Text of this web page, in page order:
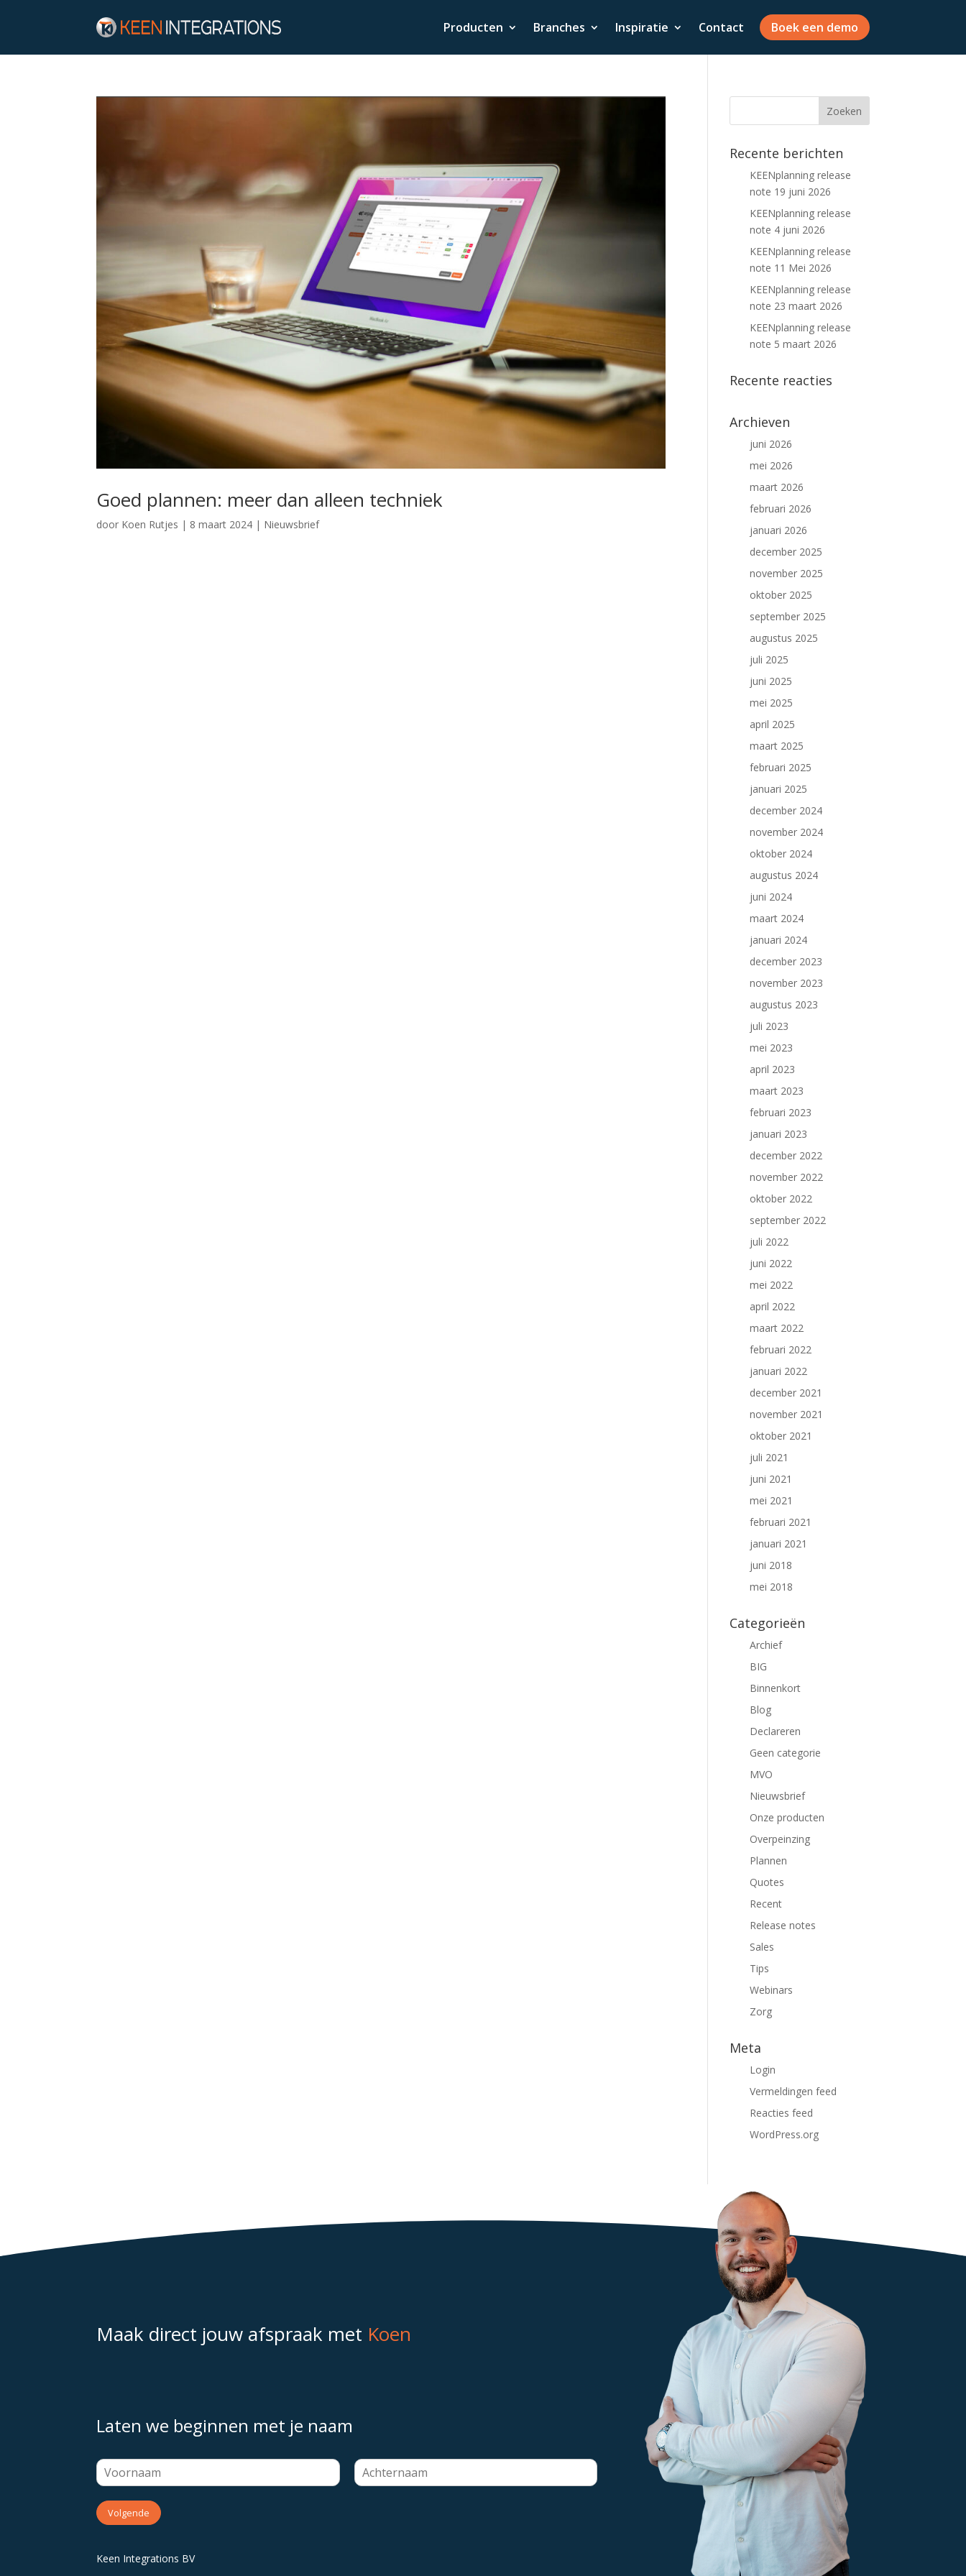
Producten Branches Inspiratie Contact Boek een demo
Goed plannen: meer dan alleen techniek
door Koen Rutjes | 8 maart 2024 | Nieuwsbrief
Recente berichten
KEENplanning release
note 19 juni 2026
KEENplanning release
note 4 juni 2026
KEENplanning release
note 11 Mei 2026
KEENplanning release
note 23 maart 2026
KEENplanning release
note 5 maart 2026
Recente reacties
Archieven
juni 2026
mei 2026
maart 2026
februari 2026
januari 2026
december 2025
november 2025
oktober 2025
september 2025
augustus 2025
juli 2025
juni 2025
mei 2025
april 2025
maart 2025
februari 2025
januari 2025
december 2024
november 2024
oktober 2024
augustus 2024
juni 2024
maart 2024
januari 2024
december 2023
november 2023
augustus 2023
juli 2023
mei 2023
april 2023
maart 2023
februari 2023
januari 2023
december 2022
november 2022
oktober 2022
september 2022
juli 2022
juni 2022
mei 2022
april 2022
maart 2022
februari 2022
januari 2022
december 2021
november 2021
oktober 2021
juli 2021
juni 2021
mei 2021
februari 2021
januari 2021
juni 2018
mei 2018
Categorieën
Archief
BIG
Binnenkort
Blog
Declareren
Geen categorie
MVO
Nieuwsbrief
Onze producten
Overpeinzing
Plannen
Quotes
Recent
Release notes
Sales
Tips
Webinars
Zorg
Meta
Login
Vermeldingen feed
Reacties feed
WordPress.org
Maak direct jouw afspraak met Koen
Laten we beginnen met je naam
Volgende
Keen Integrations BV